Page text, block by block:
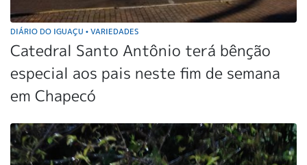
DIÁRIO DO IGUAÇU • VARIEDADES
Catedral Santo Antônio terá bênção
especial aos pais neste fim de semana
em Chapecó